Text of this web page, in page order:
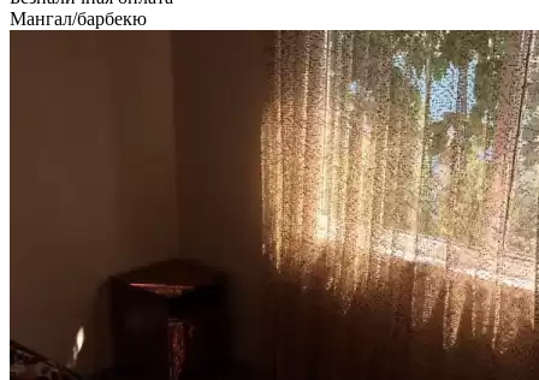
Мангал/барбекю